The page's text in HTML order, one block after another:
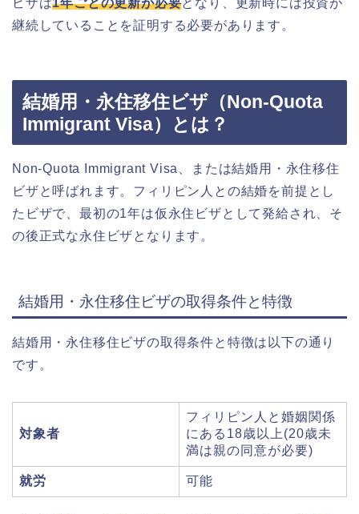
継続していることを証明する必要があります。
結婚用・永住移住ビザ（Non-Quota
Immigrant Visa）とは？
Non-Quota Immigrant Visa、または結婚用・永住移住
ビザと呼ばれます。フィリピン人との結婚を前提とし
たビザで、最初の1年は仮永住ビザとして発給され、そ
の後正式な永住ビザとなります。
結婚用・永住移住ビザの取得条件と特徴
結婚用・永住移住ビザの取得条件と特徴は以下の通り
です。
対象者
フィリピン人と婚姻関係
にある18歳以上(20歳未
満は親の同意が必要)
就労 可能